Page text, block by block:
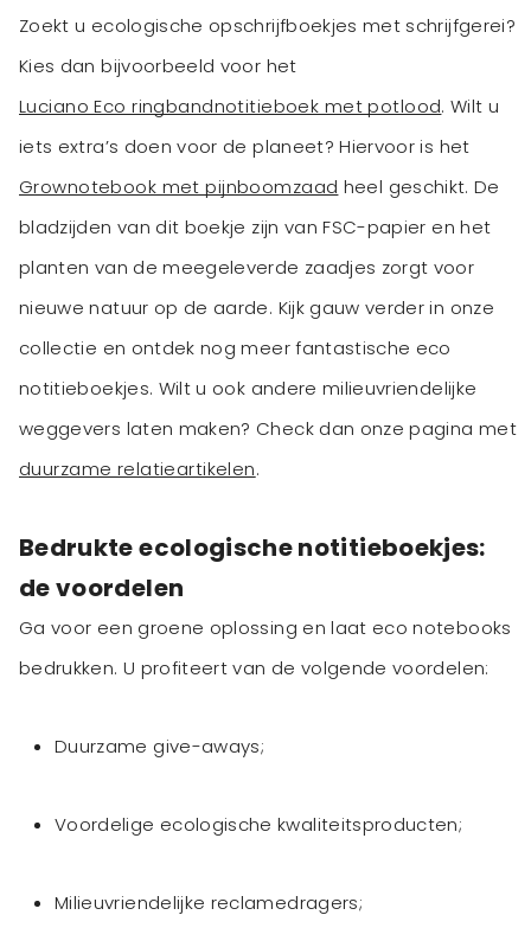
Zoekt u ecologische opschrijfboekjes met schrijfgerei?
Kies dan bijvoorbeeld voor het
Luciano Eco ringbandnotitieboek met potlood. Wilt u
iets extra’s doen voor de planeet? Hiervoor is het
Grownotebook met pijnboomzaad heel geschikt. De
bladzijden van dit boekje zijn van FSC-papier en het
planten van de meegeleverde zaadjes zorgt voor
nieuwe natuur op de aarde. Kijk gauw verder in onze
collectie en ontdek nog meer fantastische eco
notitieboekjes. Wilt u ook andere milieuvriendelijke
weggevers laten maken? Check dan onze pagina met
duurzame relatieartikelen.
Bedrukte ecologische notitieboekjes:
de voordelen
Ga voor een groene oplossing en laat eco notebooks
bedrukken. U profiteert van de volgende voordelen:
Duurzame give-aways;
Voordelige ecologische kwaliteitsproducten;
Milieuvriendelijke reclamedragers;